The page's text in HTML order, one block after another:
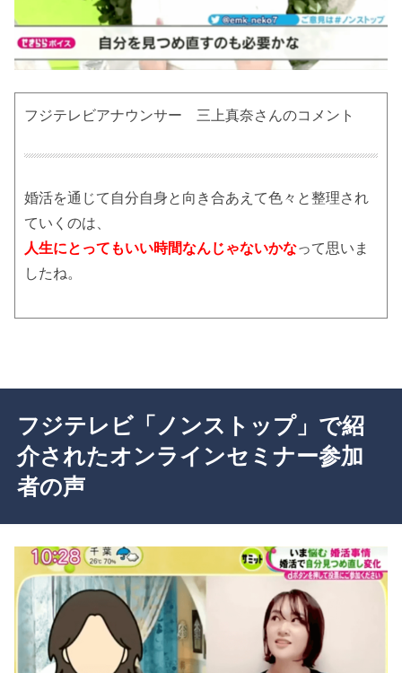
フジテレビアナウンサー 三上真奈さんのコメント
婚活を通じて自分自身と向き合あえて色々と整理され
ていくのは、
人生にとってもいい時間なんじゃないかなって思いま
したね。
フジテレビ「ノンストップ」で紹
介されたオンラインセミナー参加
者の声